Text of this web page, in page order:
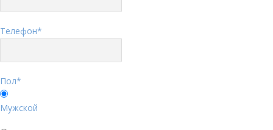
Телефон*
Пол*
Мужской